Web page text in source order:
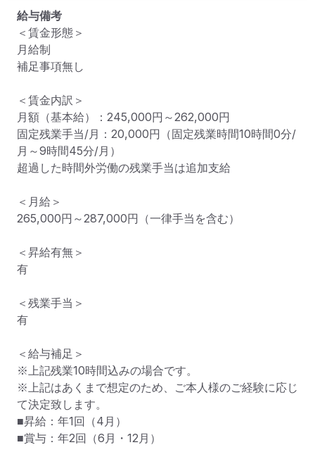
給与備考
＜賃金形態＞
月給制
補足事項無し
＜賃金内訳＞
月額（基本給）：245,000円～262,000円
固定残業手当/月：20,000円（固定残業時間10時間0分/
月～9時間45分/月）
超過した時間外労働の残業手当は追加支給
＜月給＞
265,000円～287,000円（一律手当を含む）
＜昇給有無＞
有
＜残業手当＞
有
＜給与補足＞
※上記残業10時間込みの場合です。
※上記はあくまで想定のため、ご本人様のご経験に応じ
て決定致します。
■昇給：年1回（4月）
■賞与：年2回（6月・12月）